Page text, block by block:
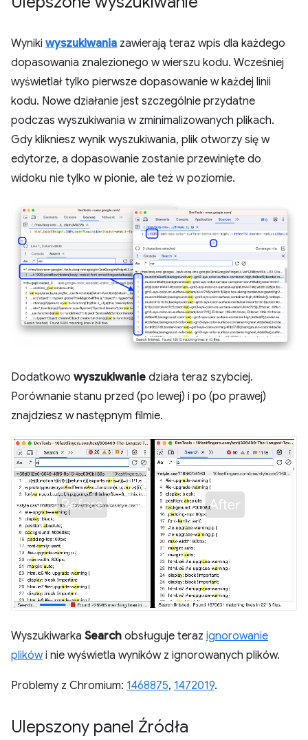
Wyniki wyszukiwania zawierają teraz wpis dla każdego
dopasowania znalezionego w wierszu kodu. Wcześniej
wyświetlał tylko pierwsze dopasowanie w każdej linii
kodu. Nowe działanie jest szczególnie przydatne
podczas wyszukiwania w zminimalizowanych plikach.
Gdy klikniesz wynik wyszukiwania, plik otworzy się w
edytorze, a dopasowanie zostanie przewinięte do
widoku nie tylko w pionie, ale też w poziomie.
Dodatkowo wyszukiwanie działa teraz szybciej.
Porównanie stanu przed (po lewej) i po (po prawej)
znajdziesz w następnym filmie.
Wyszukiwarka Search obsługuje teraz ignorowanie
plikówi nie wyświetla wyników z ignorowanych plików.
Problemy z Chromium: 1468875, 1472019.
Ulepszony panel Źródła